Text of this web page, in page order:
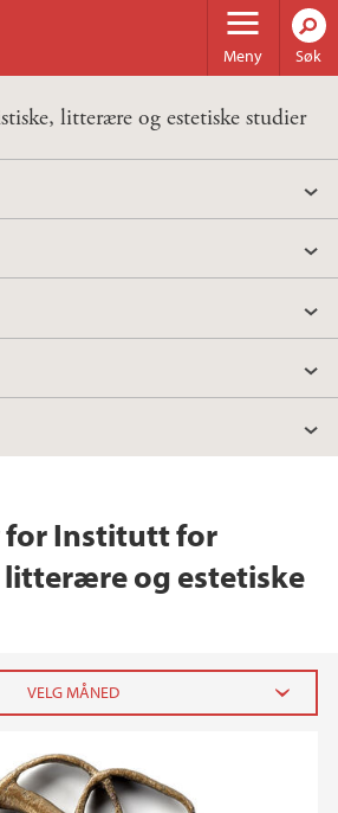
Meny Søk
litterære og estetiske studier
for Institutt for
og estetiske
2026
mai (1)